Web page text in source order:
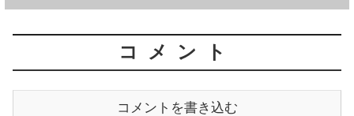
コメント
コメントを書き込む